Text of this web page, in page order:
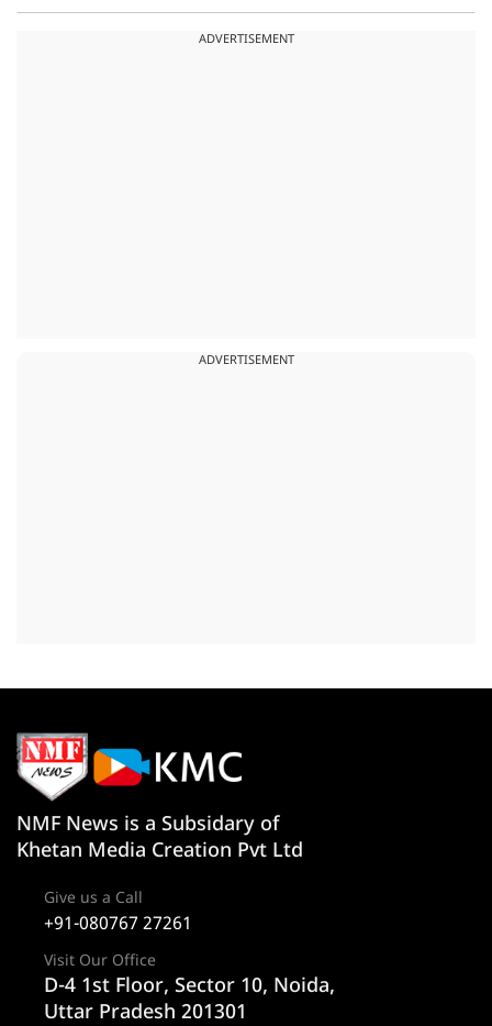
ADVERTISEMENT
ADVERTISEMENT
NMF News is a Subsidary of
Khetan Media Creation Pvt Ltd
Give us a Call
+91-080767 27261
Visit Our Office
D-4 1st Floor, Sector 10, Noida,
Uttar Pradesh 201301